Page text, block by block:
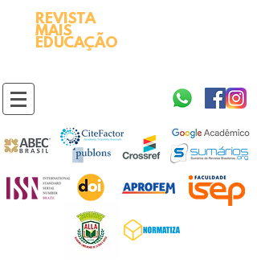
REVISTA
MAIS
EDUCAÇÃO